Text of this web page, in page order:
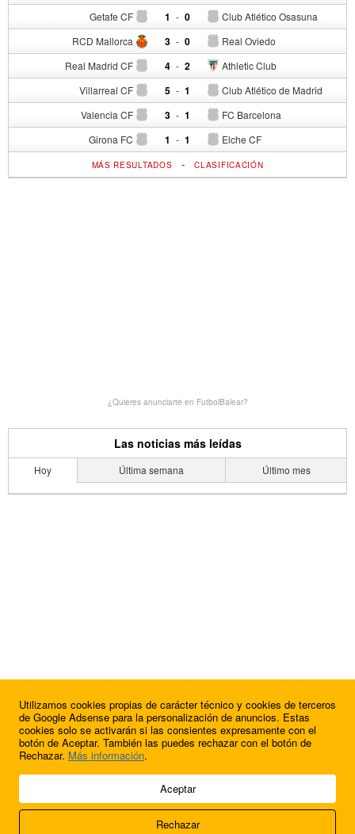
Getafe CF 1 - Club Atlético Osasuna
0
RCD Mallorca 3 - Real Oviedo
0
Real Madrid CF 4 - Athletic Club
2
Villarreal CF 5 - Club Atlético de Madrid
1
Valencia CF 3 - FC Barcelona
1
Girona FC 1 - Elche CF
1
MÁS RESULTADOS -CLASIFICACIÓN
¿Quieres anunciarte en FutbolBalear?
Las noticias más leídas
Hoy Última semana Último mes
© 2009 - 2026 Soluciones Corporativas IP, SL.
Acerca de nosotros
Utilizamos cookies propias de carácter técnico y cookies de terceros
de Google Adsense para la personalización de anuncios. Estas
cookies solo se activarán si las consientes expresamente con el
botón de Aceptar. También las puedes rechazar con el botón de
Rechazar. Más información.
Aceptar
Rechazar